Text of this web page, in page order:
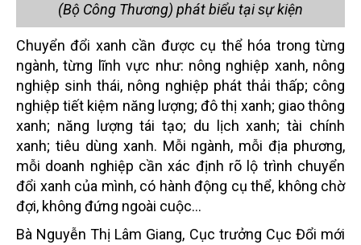
(Bộ Công Thương) phát biểu tại sự kiện
Chuyển đổi xanh cần được cụ thể hóa trong từng
ngành, từng lĩnh vực như: nông nghiệp xanh, nông
nghiệp sinh thái, nông nghiệp phát thải thấp; công
nghiệp tiết kiệm năng lượng; đô thị xanh; giao thông
xanh; năng lượng tái tạo; du lịch xanh; tài chính
xanh; tiêu dùng xanh. Mỗi ngành, mỗi địa phương,
mỗi doanh nghiệp cần xác định rõ lộ trình chuyển
đổi xanh của mình, có hành động cụ thể, không chờ
đợi, không đứng ngoài cuộc...
Bà Nguyễn Thị Lâm Giang, Cục trưởng Cục Đổi mới